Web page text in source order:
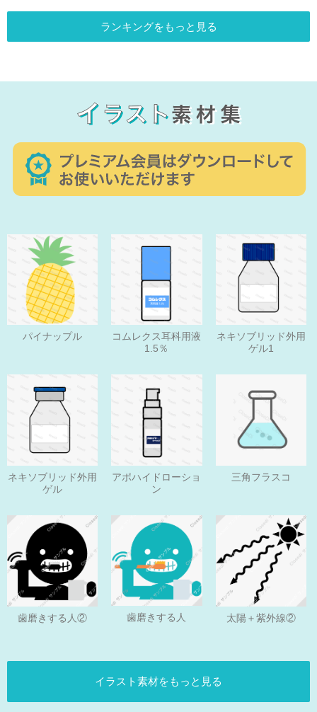
ランキングをもっと見る
パイナップル
コムレクス耳科用液
1.5％
ネキソブリッド外用
ゲル1
ネキソブリッド外用
ゲル
アポハイドローショ
ン
三角フラスコ
歯磨きする人② 歯磨きする人 太陽＋紫外線②
イラスト素材をもっと見る